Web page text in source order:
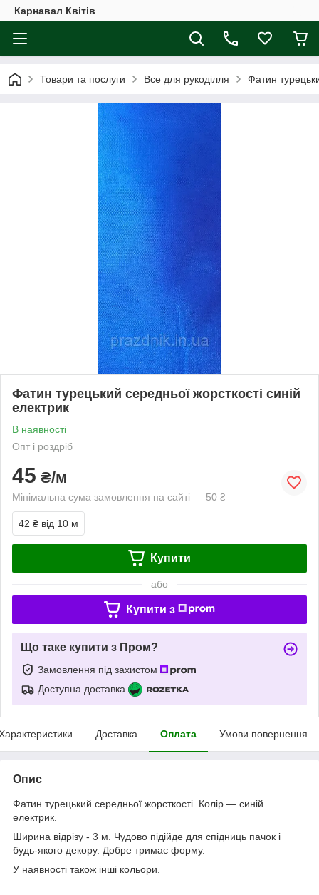
Карнавал Квітів
Товари та послуги Все для рукоділля Фатин
Фатин турецький середньої жорсткості синій
електрик
В наявності
Опт і роздріб
45 ₴/м
Мінімальна сума замовлення на сайті — 50 ₴
42 ₴ від 10 м
Купити
або
Купити з
Що таке купити з Пром?
Замовлення під захистом
Доступна доставка
Доставка Оплата Умови повернення
Опис
Фатин турецький середньої жорсткості. Колір — синій
електрик.
Ширина відрізу - 3 м. Чудово підійде для спідниць пачок і
будь-якого декору. Добре тримає форму.
У наявності також інші кольори.